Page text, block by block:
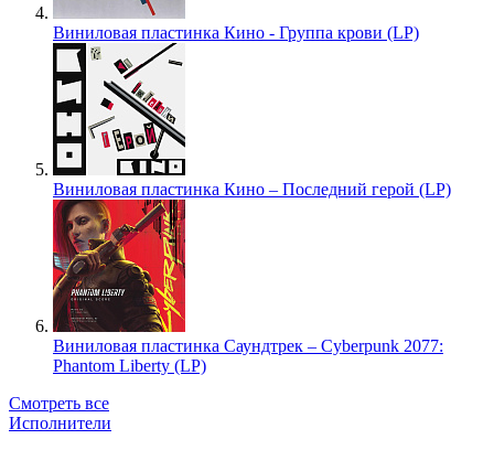
Виниловая пластинка Кино - Группа крови (LP)
Виниловая пластинка Кино – Последний герой (LP)
Виниловая пластинка Саундтрек – Cyberpunk 2077:
Phantom Liberty (LP)
Смотреть все
Исполнители